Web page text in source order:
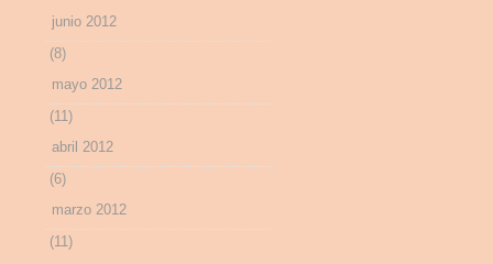
junio 2012
(8)
mayo 2012
(11)
abril 2012
(6)
marzo 2012
(11)